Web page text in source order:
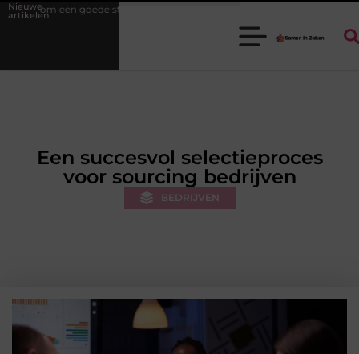
Nieuwe
artikelen
stukadoorgroothandel het werk van de stukadoor makkelijker maakt
Een succesvol selectieproces
voor sourcing bedrijven
BEDRIJVEN